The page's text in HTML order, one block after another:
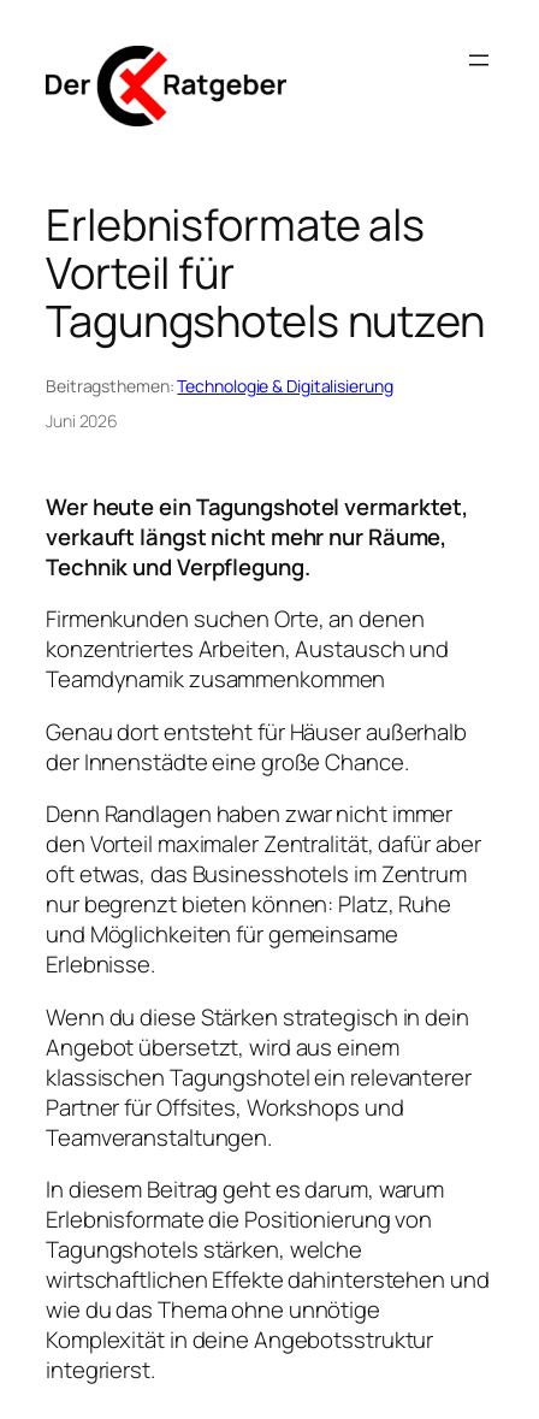
springen
Erlebnisformate als
Vorteil für
Tagungshotels nutzen
Beitragsthemen:Technologie & Digitalisierung
Juni 2026
Wer heute ein Tagungshotel vermarktet,
verkauft längst nicht mehr nur Räume,
Technik und Verpflegung.
Firmenkunden suchen Orte, an denen
konzentriertes Arbeiten, Austausch und
Teamdynamik zusammenkommen
Genau dort entsteht für Häuser außerhalb
der Innenstädte eine große Chance.
Denn Randlagen haben zwar nicht immer
den Vorteil maximaler Zentralität, dafür aber
oft etwas, das Businesshotels im Zentrum
nur begrenzt bieten können: Platz, Ruhe
und Möglichkeiten für gemeinsame
Erlebnisse.
Wenn du diese Stärken strategisch in dein
Angebot übersetzt, wird aus einem
klassischen Tagungshotel ein relevanterer
Partner für Offsites, Workshops und
Teamveranstaltungen.
In diesem Beitrag geht es darum, warum
Erlebnisformate die Positionierung von
Tagungshotels stärken, welche
wirtschaftlichen Effekte dahinterstehen und
wie du das Thema ohne unnötige
Komplexität in deine Angebotsstruktur
integrierst.